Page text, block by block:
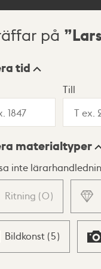
på
Karta
tid
Till
materialtyper
inte
Ritning (0)
Bildkonst (5)